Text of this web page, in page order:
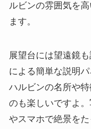
ルビンの雰囲気を
ます。
展望台には望遠鏡
による簡単な説明
ハルビンの名所や
のも楽しいですよ
やスマホで絶景を